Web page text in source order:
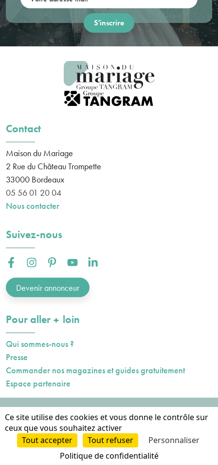
Contact
Maison du Mariage
2 Rue du Château Trompette
33000 Bordeaux
05 56 01 20 04
Nous contacter
Suivez-nous
Facebook :Instagram :Pinterest :Youtube :Linkedin :
Devenir annonceur
Pour aller plusloin
Qui sommes-nous ?
Presse
Commander nos magazines et guides gratuitement
Espace partenaire
Données personnelles
Cookies
Conception et hébergement AXN2023-2026
Ce site utilise des cookies et vous donne le contrôle sur
ceux que vous souhaitez activer
Tout accepter
Tout refuser
Personnaliser
Politique de confidentialité